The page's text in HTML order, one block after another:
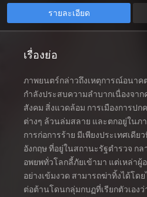
รายละเอียด
เรื่องย่อ
ภาพยนตร์กล่าวถึงเหตุการณ์อนาค
กำลังประสบความลำบากเนื่องจา
สังคม สิ่งแวดล้อม การเมืองการปก
ต่างๆ ล้วนล่มสลาย และตกอยู่ในภ
การก่อการร้าย มีเพียงประเทศเดีย
อังกฤษ ที่อยู่ในสถานะรัฐตำรวจ กล
อพยพทั่วโลกลี้ภัยเข้ามา แต่เหล่า
อย่างเข้มงวด สามารถฆ่าทิ้งได้โด
ต่อต้านโดนกลุ่มกบฏที่เรียกตัวเอง